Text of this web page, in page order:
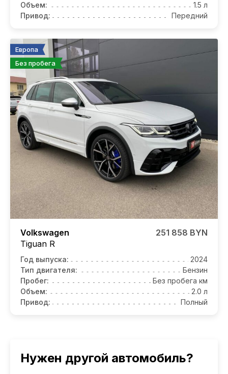
Объем:
1.5 л
Привод:
Передний
Европа
Без пробега
Volkswagen
Tiguan R
251 858 BYN
Год выпуска:
2024
Тип двигателя:
Бензин
Пробег:
Без пробега км
Объем:
2.0 л
Привод:
Полный
Нужен другой автомобиль?